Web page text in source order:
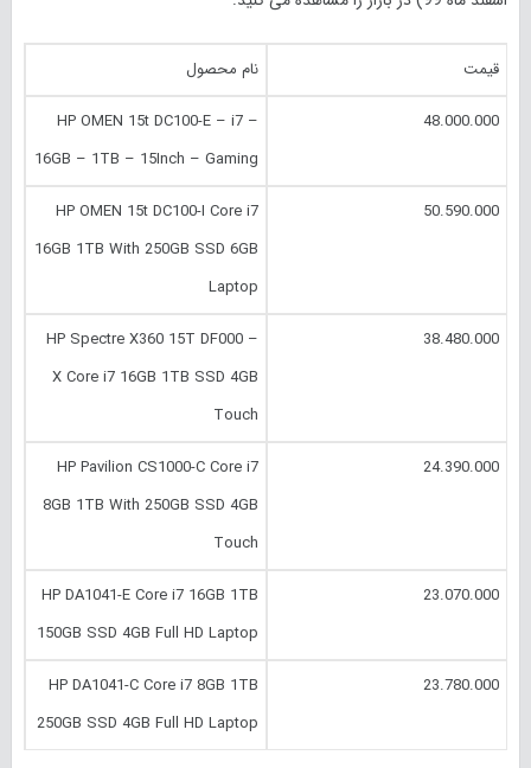
قیمت نام محصول
48.000.000
HP OMEN 15t DC100-E – i7 –
16GB – 1TB – 15Inch – Gaming
50.590.000
HP OMEN 15t DC100-I Core i7
16GB 1TB With 250GB SSD 6GB
Laptop
38.480.000
HP Spectre X360 15T DF000 –
X Core i7 16GB 1TB SSD 4GB
Touch
24.390.000
HP Pavilion CS1000-C Core i7
8GB 1TB With 250GB SSD 4GB
Touch
23.070.000
HP DA1041-E Core i7 16GB 1TB
150GB SSD 4GB Full HD Laptop
23.780.000
HP DA1041-C Core i7 8GB 1TB
250GB SSD 4GB Full HD Laptop